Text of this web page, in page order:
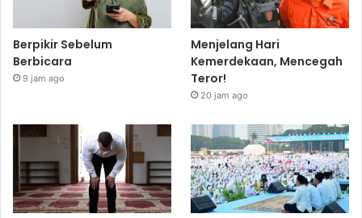
Berpikir Sebelum
Berbicara
9 jam ago
Menjelang Hari
Kemerdekaan, Mencegah
Teror!
20 jam ago